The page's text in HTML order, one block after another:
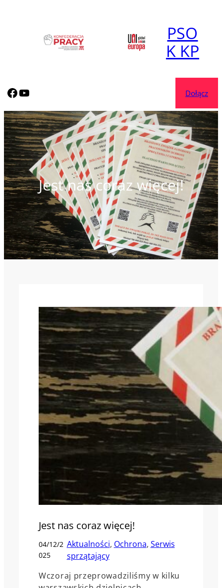
PSO
K KP
korposocjal.comkorposocjal.com Dołącz
Jest nas coraz więcej!
Jest nas coraz więcej!
04/12/2
025
Aktualności, Ochrona, Serwis
sprzątający
Wczoraj przeprowadziliśmy w kilku